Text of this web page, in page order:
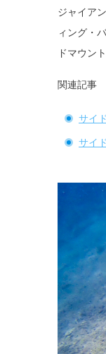
ジャイア
ィング・
ドマウン
関連記事
サイ
サイ